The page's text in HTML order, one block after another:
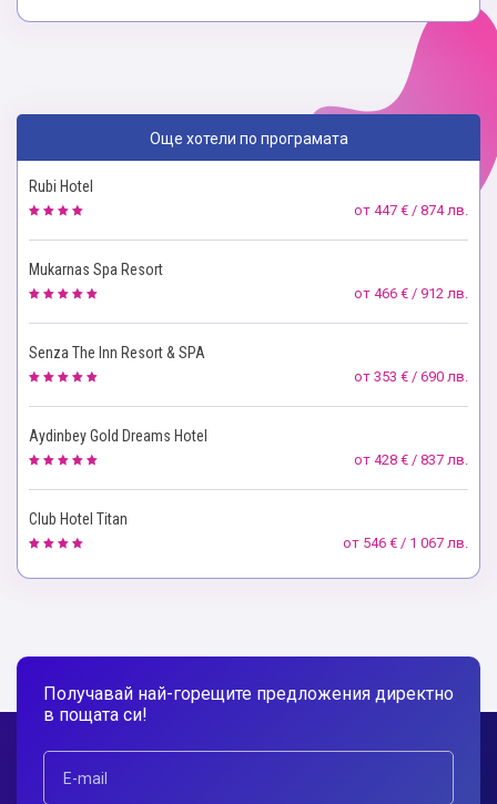
Още хотели по програмата
Rubi Hotel
от 447 € / 874 лв.
Mukarnas Spa Resort
от 466 € / 912 лв.
Senza The Inn Resort & SPA
от 353 € / 690 лв.
Aydinbey Gold Dreams Hotel
от 428 € / 837 лв.
Club Hotel Titan
от 546 € / 1 067 лв.
Получавай най-горещите предложения директно
в пощата си!